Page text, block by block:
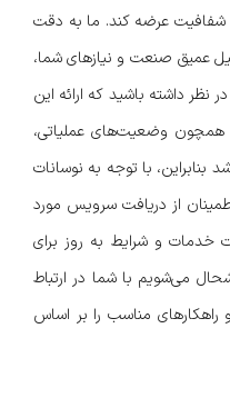
شفافیت عرضه کند. ما به دقت
عمیق صنعت و نیازهای شما،
نظر داشته باشید که ارائه این
وضعیت‌های عملیاتی،
بنابراین، با توجه به نوسانات
از دریافت سرویس مورد
خدمات و شرایط به روز برای
می‌شویم با شما در ارتباط
راهکارهای مناسب را بر اساس